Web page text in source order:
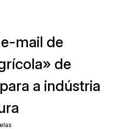
mail de
de
a indústria